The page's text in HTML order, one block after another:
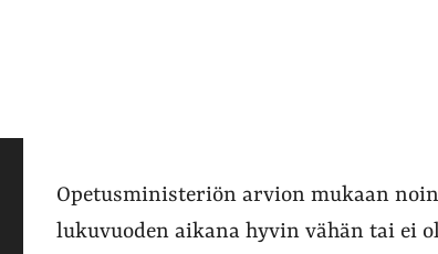
Opetusministeriön arvion mukaan
lukuvuoden aikana hyvin vähän tai ei